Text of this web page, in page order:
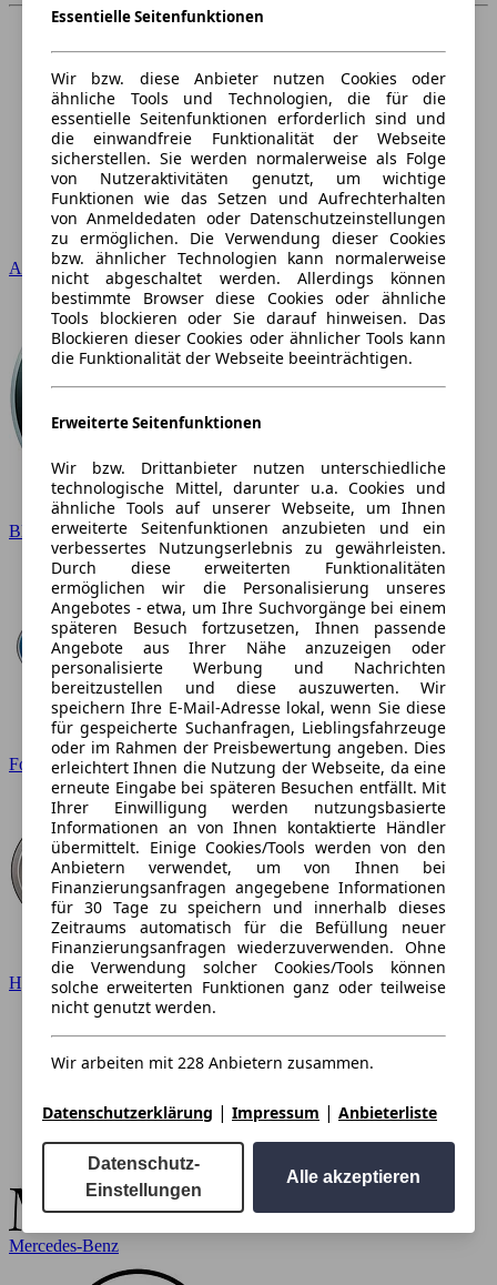
Audi
BMW
Ford
Hyundai
Mercedes-Benz
Essentielle Seitenfunktionen
Wir bzw. diese Anbieter nutzen Cookies oder
ähnliche Tools und Technologien, die für die
essentielle Seitenfunktionen erforderlich sind und
die einwandfreie Funktionalität der Webseite
sicherstellen. Sie werden normalerweise als Folge
von Nutzeraktivitäten genutzt, um wichtige
Funktionen wie das Setzen und Aufrechterhalten
von Anmeldedaten oder Datenschutzeinstellungen
zu ermöglichen. Die Verwendung dieser Cookies
bzw. ähnlicher Technologien kann normalerweise
nicht abgeschaltet werden. Allerdings können
bestimmte Browser diese Cookies oder ähnliche
Tools blockieren oder Sie darauf hinweisen. Das
Blockieren dieser Cookies oder ähnlicher Tools kann
die Funktionalität der Webseite beeinträchtigen.
Erweiterte Seitenfunktionen
Wir bzw. Drittanbieter nutzen unterschiedliche
technologische Mittel, darunter u.a. Cookies und
ähnliche Tools auf unserer Webseite, um Ihnen
erweiterte Seitenfunktionen anzubieten und ein
verbessertes Nutzungserlebnis zu gewährleisten.
Durch diese erweiterten Funktionalitäten
ermöglichen wir die Personalisierung unseres
Angebotes - etwa, um Ihre Suchvorgänge bei einem
späteren Besuch fortzusetzen, Ihnen passende
Angebote aus Ihrer Nähe anzuzeigen oder
personalisierte Werbung und Nachrichten
bereitzustellen und diese auszuwerten. Wir
speichern Ihre E-Mail-Adresse lokal, wenn Sie diese
für gespeicherte Suchanfragen, Lieblingsfahrzeuge
oder im Rahmen der Preisbewertung angeben. Dies
erleichtert Ihnen die Nutzung der Webseite, da eine
erneute Eingabe bei späteren Besuchen entfällt. Mit
Ihrer Einwilligung werden nutzungsbasierte
Informationen an von Ihnen kontaktierte Händler
übermittelt. Einige Cookies/Tools werden von den
Anbietern verwendet, um von Ihnen bei
Finanzierungsanfragen angegebene Informationen
für 30 Tage zu speichern und innerhalb dieses
Zeitraums automatisch für die Befüllung neuer
Finanzierungsanfragen wiederzuverwenden. Ohne
die Verwendung solcher Cookies/Tools können
solche erweiterten Funktionen ganz oder teilweise
nicht genutzt werden.
Wir arbeiten mit 228 Anbietern zusammen.
Datenschutzerklärung | Impressum | Anbieterliste
Datenschutz-
Einstellungen
Alle akzeptieren